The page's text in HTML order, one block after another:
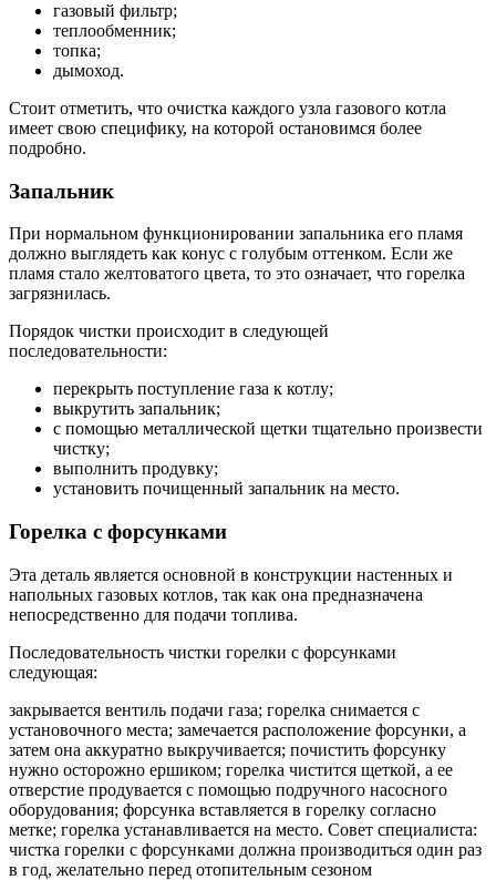
газовый фильтр;
теплообменник;
топка;
дымоход.
Стоит отметить, что очистка каждого узла газового котла
имеет свою специфику, на которой остановимся более
подробно.
Запальник
При нормальном функционировании запальника его пламя
должно выглядеть как конус с голубым оттенком. Если же
пламя стало желтоватого цвета, то это означает, что горелка
загрязнилась.
Порядок чистки происходит в следующей
последовательности:
перекрыть поступление газа к котлу;
выкрутить запальник;
с помощью металлической щетки тщательно произвести
чистку;
выполнить продувку;
установить почищенный запальник на место.
Горелка с форсунками
Эта деталь является основной в конструкции настенных и
напольных газовых котлов, так как она предназначена
непосредственно для подачи топлива.
Последовательность чистки горелки с форсунками
следующая:
закрывается вентиль подачи газа; горелка снимается с
установочного места; замечается расположение форсунки, а
затем она аккуратно выкручивается; почистить форсунку
нужно осторожно ершиком; горелка чистится щеткой, а ее
отверстие продувается с помощью подручного насосного
оборудования; форсунка вставляется в горелку согласно
метке; горелка устанавливается на место. Совет специалиста:
чистка горелки с форсунками должна производиться один раз
в год, желательно перед отопительным сезоном